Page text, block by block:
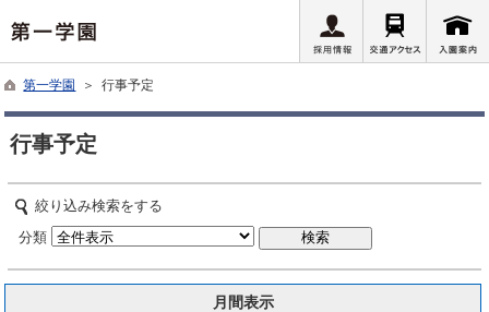
第一学園 ＞ 行事予定
行事予定
絞り込み検索をする
分類
月間表示